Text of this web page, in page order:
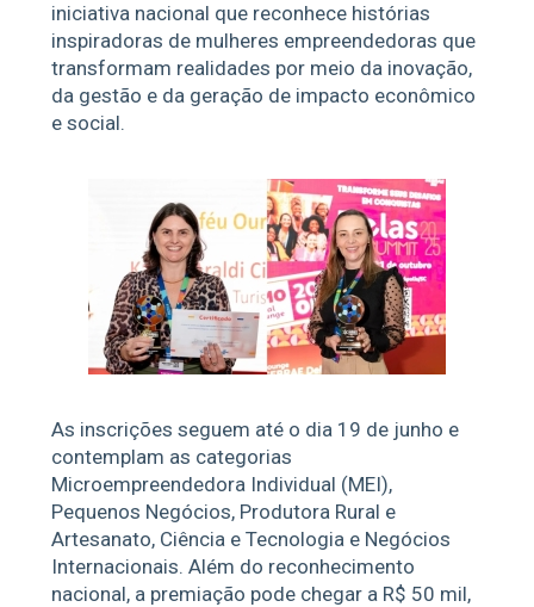
iniciativa nacional que reconhece histórias
inspiradoras de mulheres empreendedoras que
transformam realidades por meio da inovação,
da gestão e da geração de impacto econômico
e social.
As inscrições seguem até o dia 19 de junho e
contemplam as categorias
Microempreendedora Individual (MEI),
Pequenos Negócios, Produtora Rural e
Artesanato, Ciência e Tecnologia e Negócios
Internacionais. Além do reconhecimento
nacional, a premiação pode chegar a R$ 50 mil,